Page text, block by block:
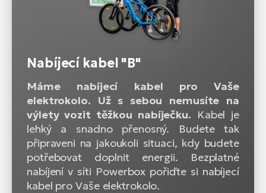
Nabíjecí kabel "B"
Máme nabíjecí kabel pro Vaše
elektrokolo. Už s sebou nemusíte na
výlety vozit těžkou nabíječku. Kabel je
lehký a snadno přenosný. Budete tak
připraveni na jakoukoli situaci, kdy budete
potřebovat doplnit energii. Bezplatné
nabíjení v síti Powerbox pořiďte si nabíjecí
kabel pro Vaše elektrokolo.